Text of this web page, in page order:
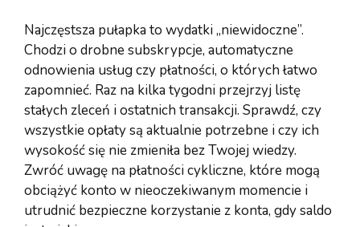
Najczęstsza pułapka to wydatki „niewidoczne”.
Chodzi o drobne subskrypcje, automatyczne
odnowienia usług czy płatności, o których łatwo
zapomnieć. Raz na kilka tygodni przejrzyj listę
stałych zleceń i ostatnich transakcji. Sprawdź, czy
wszystkie opłaty są aktualnie potrzebne i czy ich
wysokość się nie zmieniła bez Twojej wiedzy.
Zwróć uwagę na płatności cykliczne, które mogą
obciążyć konto w nieoczekiwanym momencie i
utrudnić bezpieczne korzystanie z konta, gdy saldo